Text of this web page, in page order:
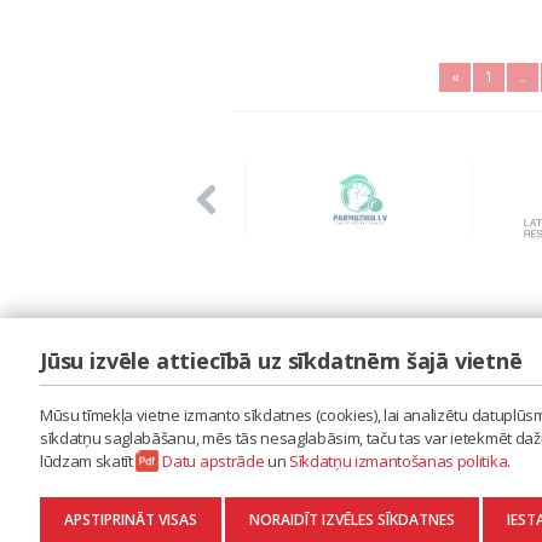
« 1 ..
LAIPA
ES RADU MŪZIKU
AKTUALITĀTES
KONTAKTI
SĪKDATŅU IZMANTOŠANAS POLITIKA
DATU APSTRĀDE
Jūsu izvēle attiecībā uz sīkdatnēm šajā vietnē
Mūsu tīmekļa vietne izmanto sīkdatnes (cookies), lai analizētu
sīkdatņu saglabāšanu, mēs tās nesaglabāsim, taču tas var ietekmēt
lūdzam skatīt
Datu apstrādeun Sīkdatņu izmantošanas politika.
APSTIPRINĀT VISAS NORAIDĪT IZVĒLES SĪKDATNES